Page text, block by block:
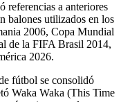
referencias a anteriores
balones utilizados en los
2006, Copa Mundial
de la FIFA Brasil 2014,
2026.
fútbol se consolidó
Waka Waka (This Time